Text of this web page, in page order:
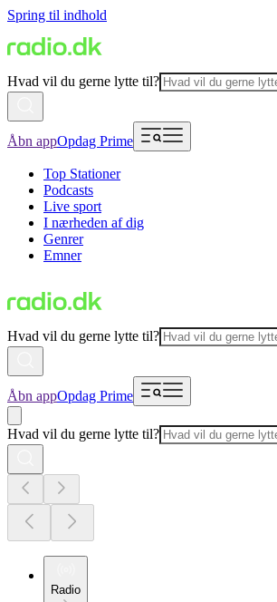
Spring til indhold
Hvad vil du gerne lytte til?
Åbn appOpdag Prime
Top Stationer
Podcasts
Live sport
I nærheden af dig
Genrer
Emner
Hvad vil du gerne lytte til?
Åbn appOpdag Prime
Hvad vil du gerne lytte til?
Radio